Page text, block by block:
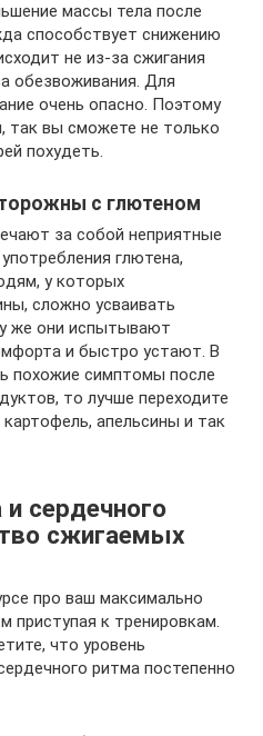
массы тела после
способствует снижению
не из-за сжигания
обезвоживания. Для
очень опасно. Поэтому
так вы сможете не только
похудеть.
с глютеном
за собой неприятные
глютена,
у которых
сложно усваивать
же они испытывают
и быстро устают. В
похожие симптомы после
то лучше переходите
апельсины и так
и сердечного
сжигаемых
про ваш максимально
к тренировкам.
что уровень
ритма постепенно